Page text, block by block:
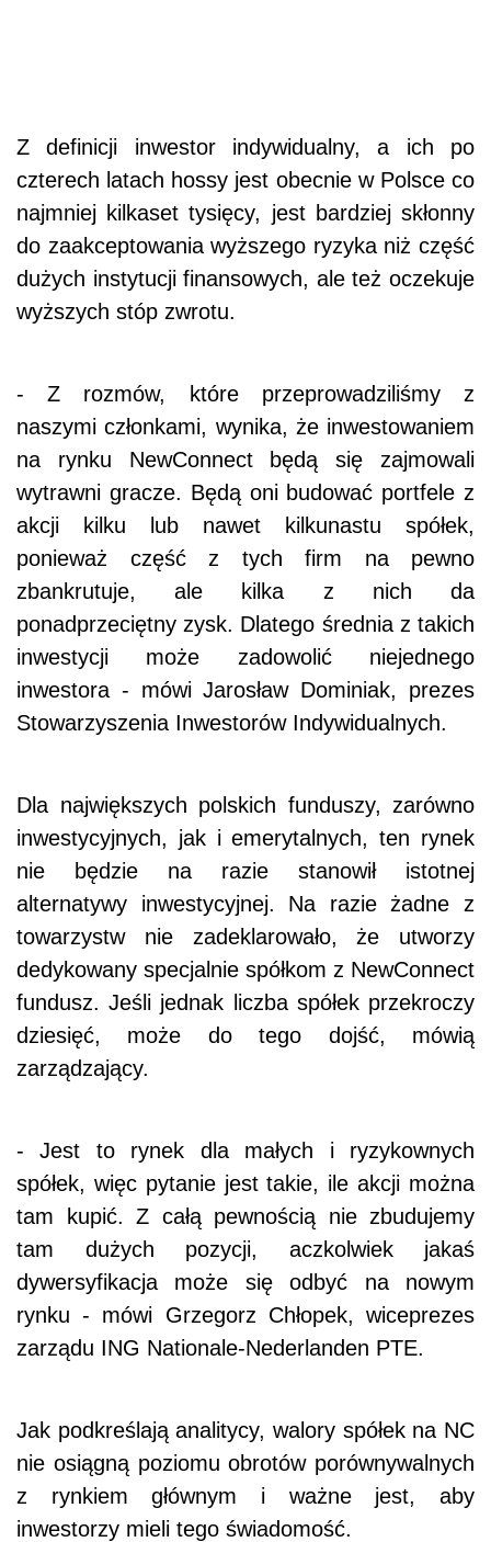
Z definicji inwestor indywidualny, a ich po
czterech latach hossy jest obecnie w Polsce co
najmniej kilkaset tysięcy, jest bardziej skłonny
do zaakceptowania wyższego ryzyka niż część
dużych instytucji finansowych, ale też oczekuje
wyższych stóp zwrotu.
- Z rozmów, które przeprowadziliśmy z
naszymi członkami, wynika, że inwestowaniem
na rynku NewConnect będą się zajmowali
wytrawni gracze. Będą oni budować portfele z
akcji kilku lub nawet kilkunastu spółek,
ponieważ część z tych firm na pewno
zbankrutuje, ale kilka z nich da
ponadprzeciętny zysk. Dlatego średnia z takich
inwestycji może zadowolić niejednego
inwestora - mówi Jarosław Dominiak, prezes
Stowarzyszenia Inwestorów Indywidualnych.
Dla największych polskich funduszy, zarówno
inwestycyjnych, jak i emerytalnych, ten rynek
nie będzie na razie stanowił istotnej
alternatywy inwestycyjnej. Na razie żadne z
towarzystw nie zadeklarowało, że utworzy
dedykowany specjalnie spółkom z NewConnect
fundusz. Jeśli jednak liczba spółek przekroczy
dziesięć, może do tego dojść, mówią
zarządzający.
- Jest to rynek dla małych i ryzykownych
spółek, więc pytanie jest takie, ile akcji można
tam kupić. Z całą pewnością nie zbudujemy
tam dużych pozycji, aczkolwiek jakaś
dywersyfikacja może się odbyć na nowym
rynku - mówi Grzegorz Chłopek, wiceprezes
zarządu ING Nationale-Nederlanden PTE.
Jak podkreślają analitycy, walory spółek na NC
nie osiągną poziomu obrotów porównywalnych
z rynkiem głównym i ważne jest, aby
inwestorzy mieli tego świadomość.